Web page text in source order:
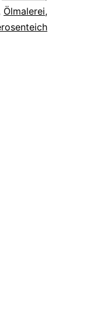
Ölmalerei,